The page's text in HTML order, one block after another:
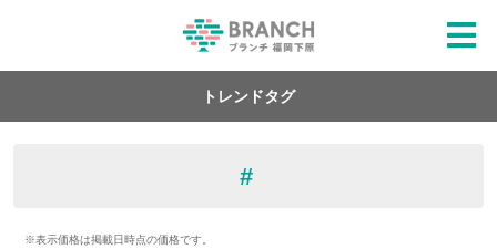
トレンドタグ
※表示価格は掲載日時点の価格です。